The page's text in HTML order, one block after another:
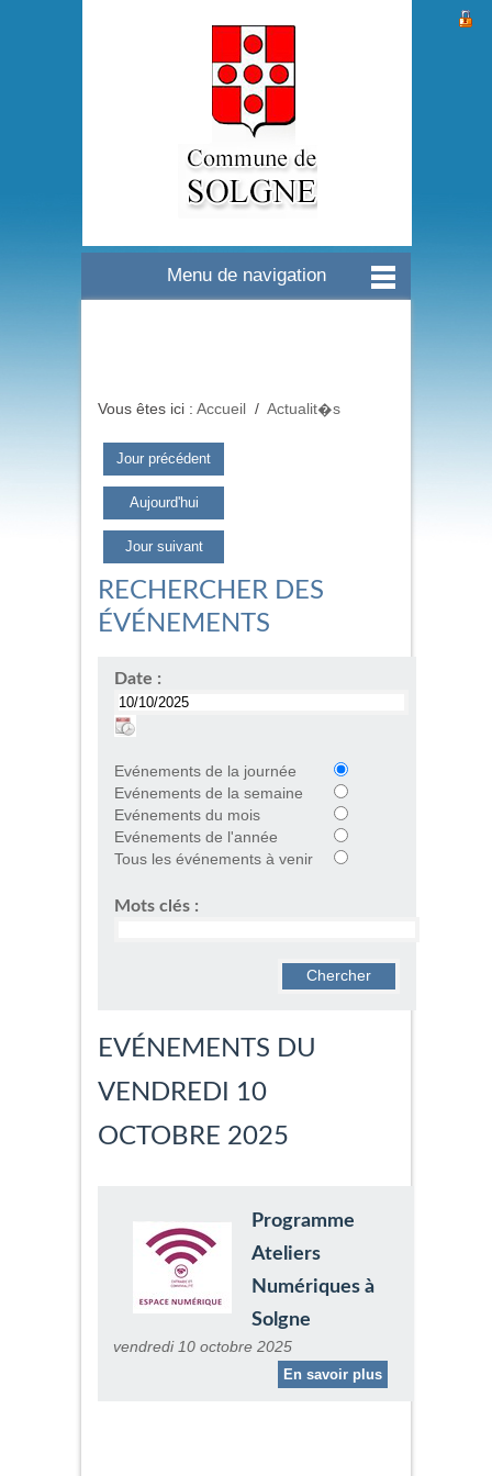
Menu de navigation
Vous êtes ici : Accueil / Actualit�s
Jour précédent
Aujourd'hui
Jour suivant
RECHERCHER DES
ÉVÉNEMENTS
Date :
Evénements de la journée
Evénements de la semaine
Evénements du mois
Evénements de l'année
Tous les événements à venir
Mots clés :
EVÉNEMENTS DU
VENDREDI 10
OCTOBRE 2025
Programme
Ateliers
Numériques à
Solgne
vendredi 10 octobre 2025
En savoir plus